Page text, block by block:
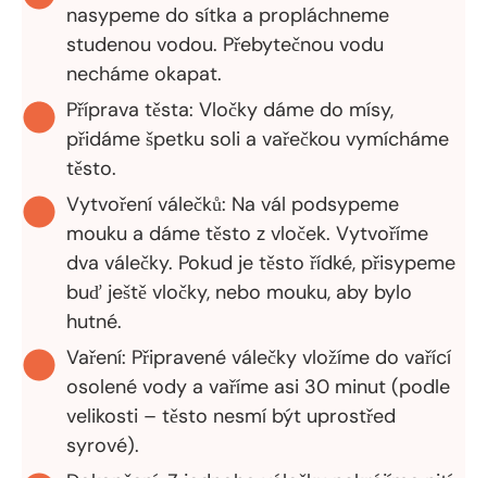
nasypeme do sítka a propláchneme
studenou vodou. Přebytečnou vodu
necháme okapat.
Příprava těsta: Vločky dáme do mísy,
přidáme špetku soli a vařečkou vymícháme
těsto.
Vytvoření válečků: Na vál podsypeme
mouku a dáme těsto z vloček. Vytvoříme
dva válečky. Pokud je těsto řídké, přisypeme
buď ještě vločky, nebo mouku, aby bylo
hutné.
Vaření: Připravené válečky vložíme do vařící
osolené vody a vaříme asi 30 minut (podle
velikosti – těsto nesmí být uprostřed
syrové).